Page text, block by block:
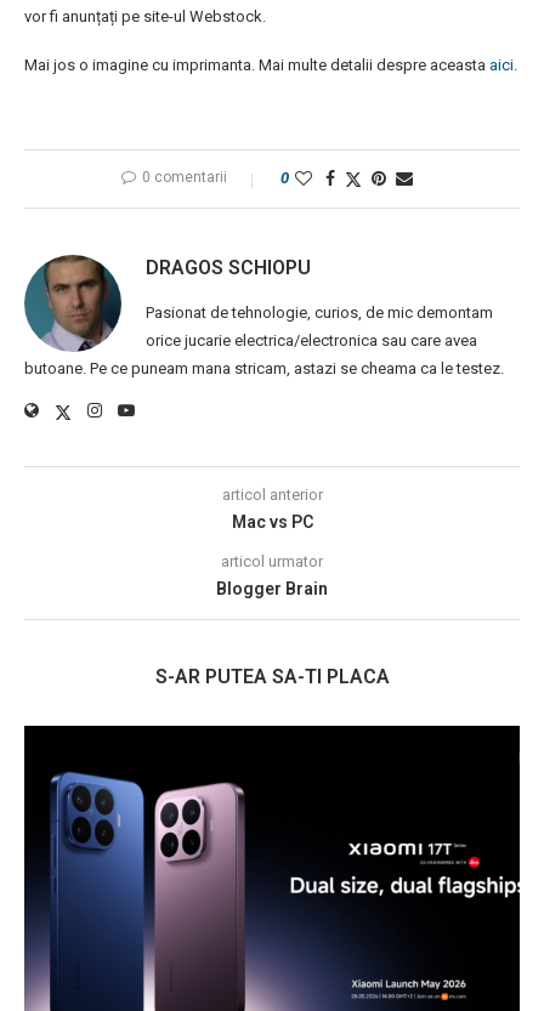
vor fi anunțați pe site-ul Webstock.
Mai jos o imagine cu imprimanta. Mai multe detalii despre aceasta aici.
0 comentarii 0
DRAGOS SCHIOPU
Pasionat de tehnologie, curios, de mic demontam
orice jucarie electrica/electronica sau care avea
butoane. Pe ce puneam mana stricam, astazi se cheama ca le testez.
articol anterior
Mac vs PC
articol urmator
Blogger Brain
S-AR PUTEA SA-TI PLACA